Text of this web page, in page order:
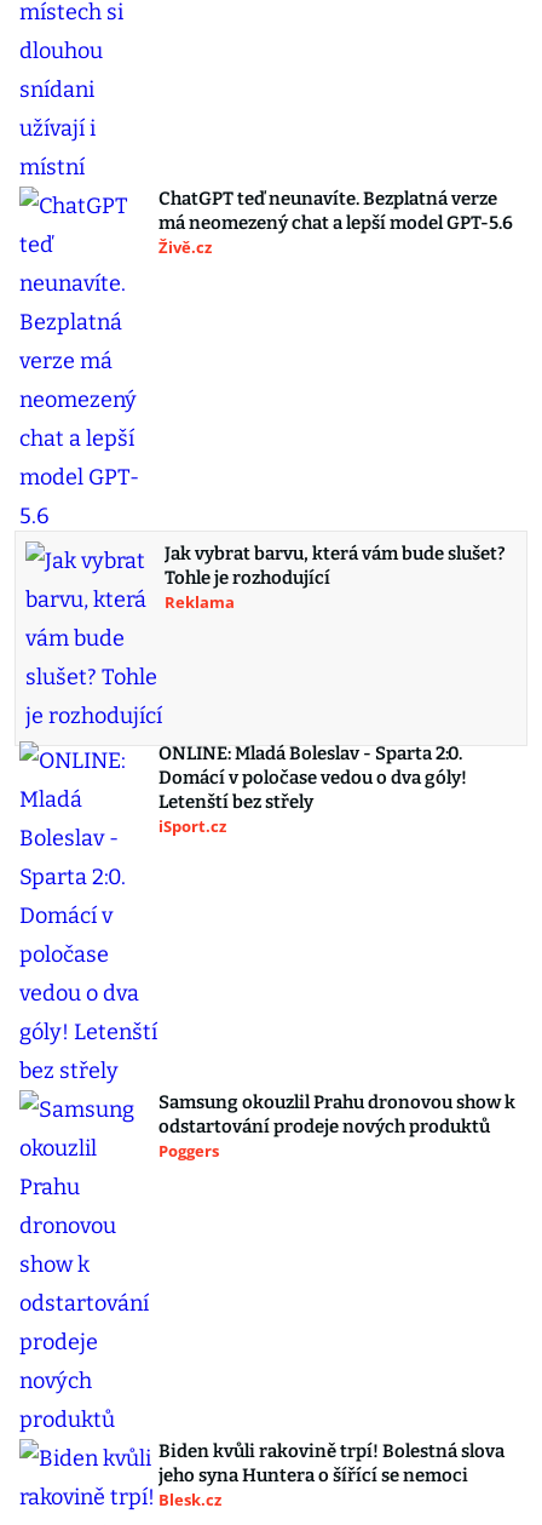
ChatGPT teď neunavíte. Bezplatná verze
má neomezený chat a lepší model GPT-5.6
Živě.cz
Jak vybrat barvu, která vám bude slušet?
Tohle je rozhodující
Reklama
ONLINE: Mladá Boleslav - Sparta 2:0.
Domácí v poločase vedou o dva góly!
Letenští bez střely
iSport.cz
Samsung okouzlil Prahu dronovou show k
odstartování prodeje nových produktů
Poggers
Biden kvůli rakovině trpí! Bolestná slova
jeho syna Huntera o šířící se nemoci
Blesk.cz